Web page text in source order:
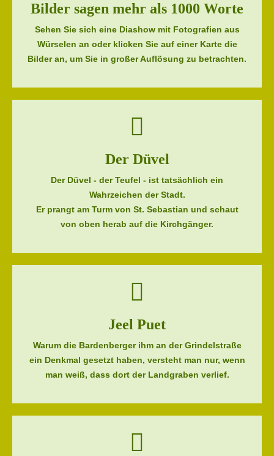
Bilder sagen mehr als 1000 Worte
Sehen Sie sich eine Diashow mit Fotografien aus
Würselen an oder klicken Sie auf einer Karte die
Bilder an, um Sie in großer Auflösung zu betrachten.
Der Düvel
Der Düvel - der Teufel - ist tatsächlich ein
Wahrzeichen der Stadt.
Er prangt am Turm von St. Sebastian und schaut
von oben herab auf die Kirchgänger.
Jeel Puet
Warum die Bardenberger ihm an der Grindelstraße
ein Denkmal gesetzt haben, versteht man nur, wenn
man weiß, dass dort der Landgraben verlief.